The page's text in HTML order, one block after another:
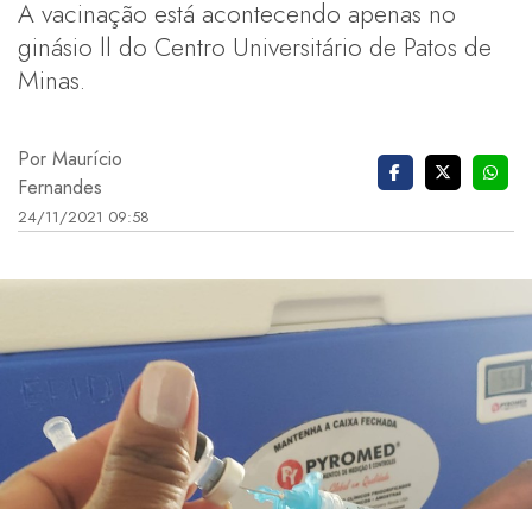
A vacinação está acontecendo apenas no
ginásio ll do Centro Universitário de Patos de
Minas.
Por Maurício
Fernandes
24/11/2021 09:58